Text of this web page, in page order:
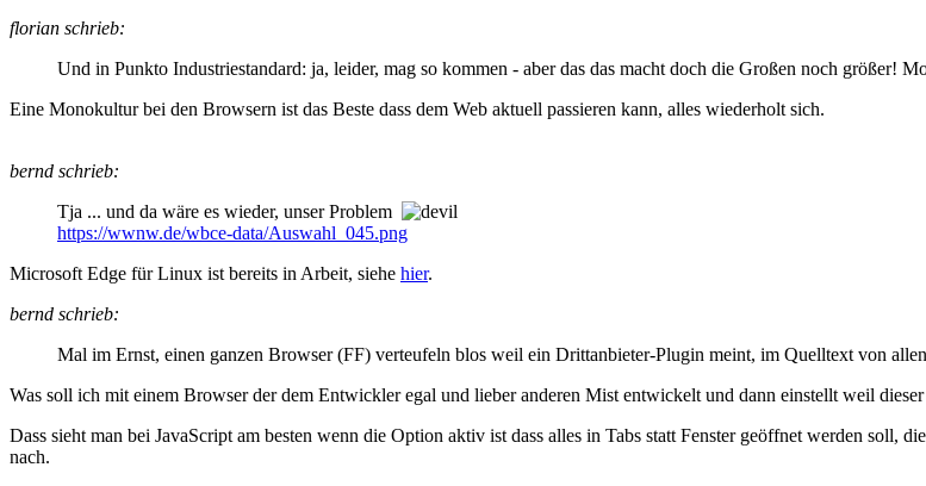
florian schrieb:
Und in Punkto Industriestandard: ja, leider, mag so kommen - aber das das macht doch die Großen noch größer!
Eine Monokultur bei den Browsern ist das Beste dass dem Web aktuell passieren kann, alles wiederholt sich.
bernd schrieb:
Tja ... und da wäre es wieder, unser Problem
https://wwnw.de/wbce-data/Auswahl_045.png
Microsoft Edge für Linux ist bereits in Arbeit, siehe hier.
bernd schrieb:
Mal im Ernst, einen ganzen Browser (FF) verteufeln blos weil ein Drittanbieter-Plugin meint, im Quelltext von
Was soll ich mit einem Browser der dem Entwickler egal und lieber anderen Mist entwickelt und dann einstellt weil
Dass sieht man bei JavaScript am besten wenn die Option aktiv ist dass alles in Tabs statt Fenster geöffnet werden
nach.